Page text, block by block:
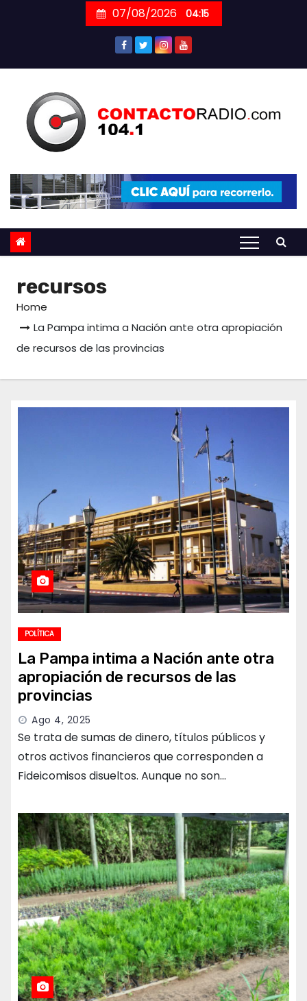
07/08/2026 04:15
recursos
Home
La Pampa intima a Nación ante otra apropiación
de recursos de las provincias
POLÍTICA
La Pampa intima a Nación ante otra
apropiación de recursos de las
provincias
Ago 4, 2025
Se trata de sumas de dinero, títulos públicos y
otros activos financieros que corresponden a
Fideicomisos disueltos. Aunque no son…